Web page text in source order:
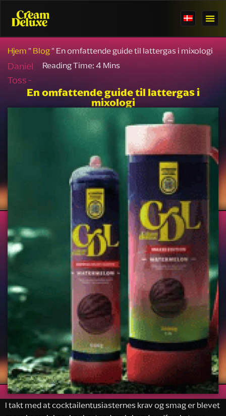
Hjem"Blog"En omfattende guide til lattergas i mixologi
Daniel
Toss -
En omfattende guide til lattergas i
mixologi
I takt med at cocktailentusiasternes krav og smag er blevet